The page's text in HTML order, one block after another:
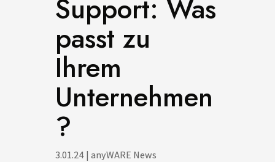
Support: Was
passt zu
Ihrem
Unternehmen
?
3.01.24| anyWARE News